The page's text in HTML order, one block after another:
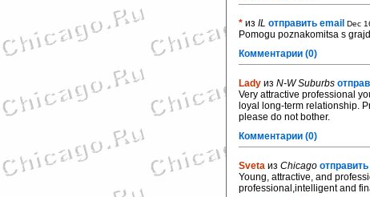
* из IL отправить email Dec
Pomogu poznakomitsa s
Комментарии (0)
Lady из N-W Suburbs
Very attractive professional
loyal long-term relationship.
please do not bother.
Комментарии (0)
Sveta из Chicago отправить
Young, attractive, and
professional,intelligent and